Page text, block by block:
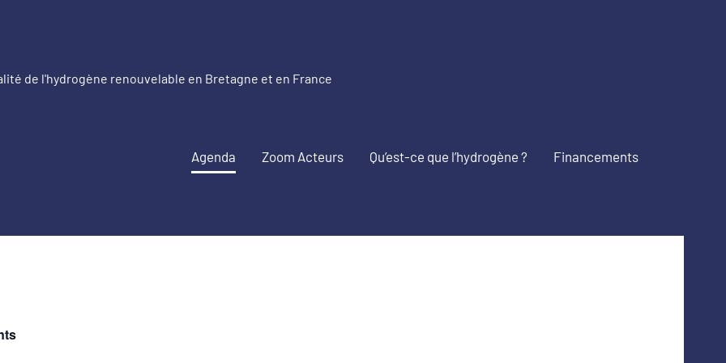
de l'hydrogène renouvelable en Bretagne et en France
Agenda Zoom Acteurs Qu’est-ce que l’hydrogène ? Financements